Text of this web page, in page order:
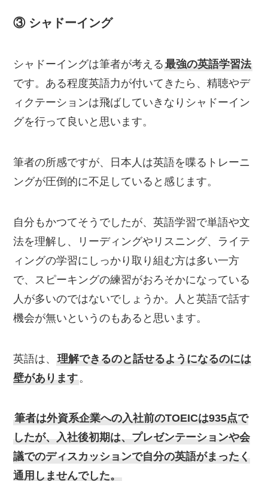
③ シャドーイング
シャドーイングは筆者が考える 最強の英語学習法
です。ある程度英語力が付いてきたら、精聴やデ
ィクテーションは飛ばしていきなりシャドーイン
グを行って良いと思います。
筆者の所感ですが、日本人は英語を喋るトレーニ
ングが圧倒的に不足していると感じます。
自分もかつてそうでしたが、英語学習で単語や文
法を理解し、リーディングやリスニング、ライテ
ィングの学習にしっかり取り組む方は多い一方
で、スピーキングの練習がおろそかになっている
人が多いのではないでしょうか。人と英語で話す
機会が無いというのもあると思います。
英語は、 理解できるのと話せるようになるのには
壁があります 。
筆者は外資系企業への入社前のTOEICは935点で
したが、入社後初期は、プレゼンテーションや会
議でのディスカッションで自分の英語がまったく
通用しませんでした。